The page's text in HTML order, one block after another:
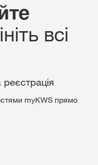
всі
myKWS прямо